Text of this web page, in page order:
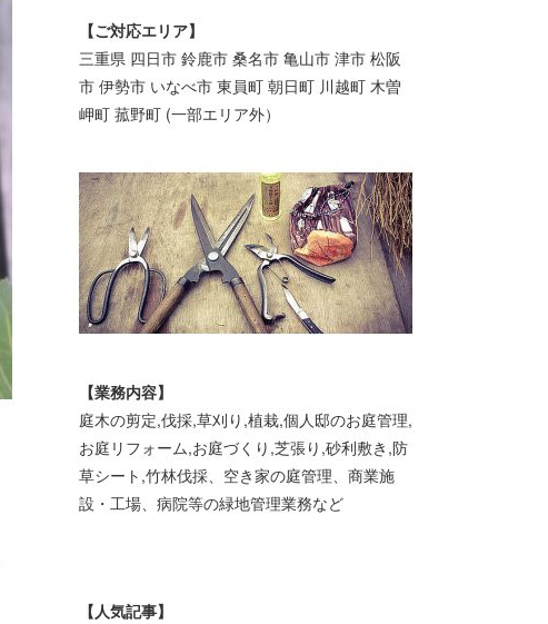
【ご対応エリア】
三重県 四日市 鈴鹿市 桑名市 亀山市 津市 松阪
市 伊勢市 いなべ市 東員町 朝日町 川越町 木曽
岬町 菰野町 (一部エリア外）
【業務内容】
庭木の剪定,伐採,草刈り,植栽,個人邸のお庭管理,
お庭リフォーム,お庭づくり,芝張り,砂利敷き,防
草シート,竹林伐採、空き家の庭管理、商業施
設・工場、病院等の緑地管理業務など
【人気記事】